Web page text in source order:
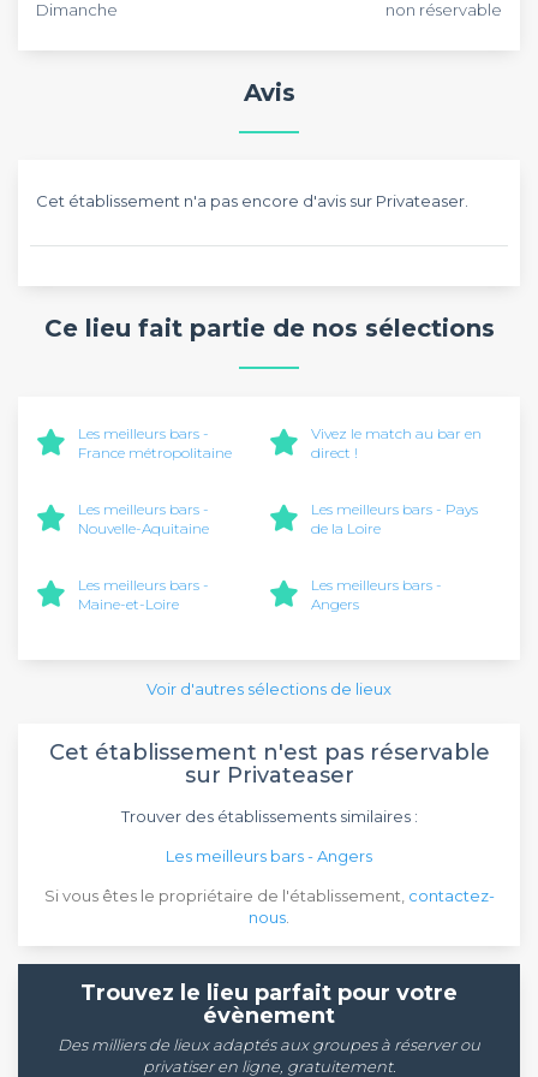
Dimanche non réservable
Avis
Cet établissement n'a pas encore d'avis sur Privateaser.
Ce lieu fait partie de nos sélections
Les meilleurs bars -
France métropolitaine
Vivez le match au bar en
direct !
Les meilleurs bars -
Nouvelle-Aquitaine
Les meilleurs bars - Pays
de la Loire
Les meilleurs bars -
Maine-et-Loire
Les meilleurs bars -
Angers
Voir d'autres sélections de lieux
Cet établissement n'est pas réservable
sur Privateaser
Trouver des établissements similaires :
Les meilleurs bars - Angers
Si vous êtes le propriétaire de l'établissement, contactez-
nous
Trouvez le lieu parfait pour votre
évènement
Des milliers de lieux adaptés aux groupes à réserver ou
privatiser en ligne, gratuitement.